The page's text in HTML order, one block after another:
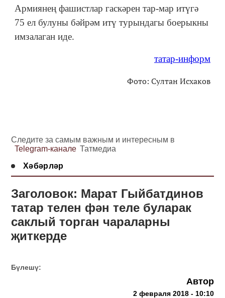
Армиянең фашистлар гаскәрен тар-мар итүгә
75 ел булуны бәйрәм итү турындагы боерыкны
имзалаган иде.
татар-информ
Фото: Султан Исхаков
Следите за самым важным и интересным в
Telegram-канале Татмедиа
Хәбәрләр
Заголовок: Марат Гыйбатдинов
татар телен фән теле буларак
саклый торган чараларны
җиткерде
Бүлешү:
Автор
2 февраля 2018 - 10:10